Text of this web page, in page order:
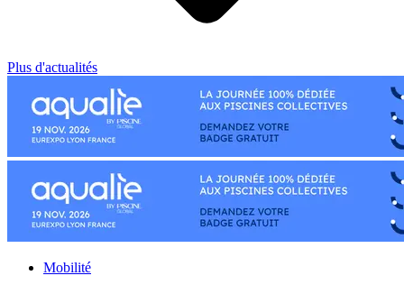
Plus d'actualités
Mobilité